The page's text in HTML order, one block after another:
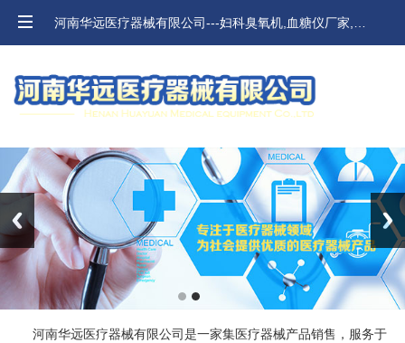
Previous Next
河南华远医疗器械有限公司是一家集医疗器械产品销售，服务于